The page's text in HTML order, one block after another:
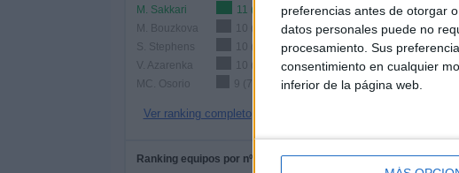
preferencias antes de otorgar
datos personales puede no
procesamiento. Sus
consentimiento en cualquier
inferior de la página web.
M. Sakkari
11 (9,09%)
M. Bouzkova
10 (8,26%)
S. Stephens
10 (8,26%)
V. Azarenka
10 (8,26%)
MC. Osorio
9 (7,44%)
Ver ranking completo
Ranking equipos por nº de partidos Local